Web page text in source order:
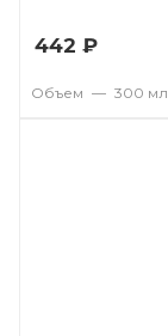
442 ₽
Объем — 300 мл